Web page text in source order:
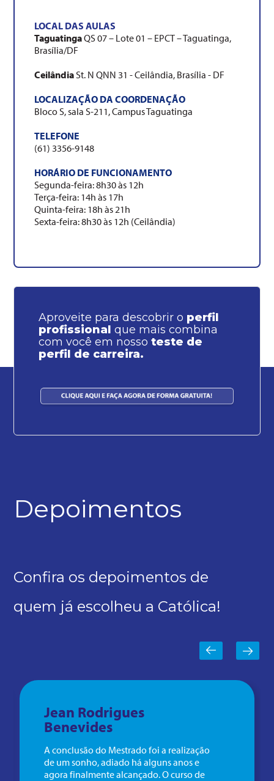
LOCAL DAS AULAS
TaguatingaQS 07 – Lote 01 – EPCT – Taguatinga,
Brasília/DF
Ceilândia St. N QNN 31 - Ceilândia, Brasília - DF
LOCALIZAÇÃO DA COORDENAÇÃO
Bloco S, sala S-211, Campus Taguatinga
TELEFONE
(61) 3356-9148
HORÁRIO DE FUNCIONAMENTO
Segunda-feira: 8h30 às 12h
Terça-feira: 14h às 17h
Quinta-feira: 18h às 21h
Sexta-feira: 8h30 às 12h (Ceilândia)
Aproveite para descobrir o perfil
profissional que mais combina
com você em nossoteste de
perfil de carreira.
Depoimentos
Confira os depoimentos de
quem já escolheu a Católica!
Jean Rodrigues
Benevides
A conclusão do Mestrado foi a realização
de um sonho, adiado há alguns anos e
agora finalmente alcançado. O curso de